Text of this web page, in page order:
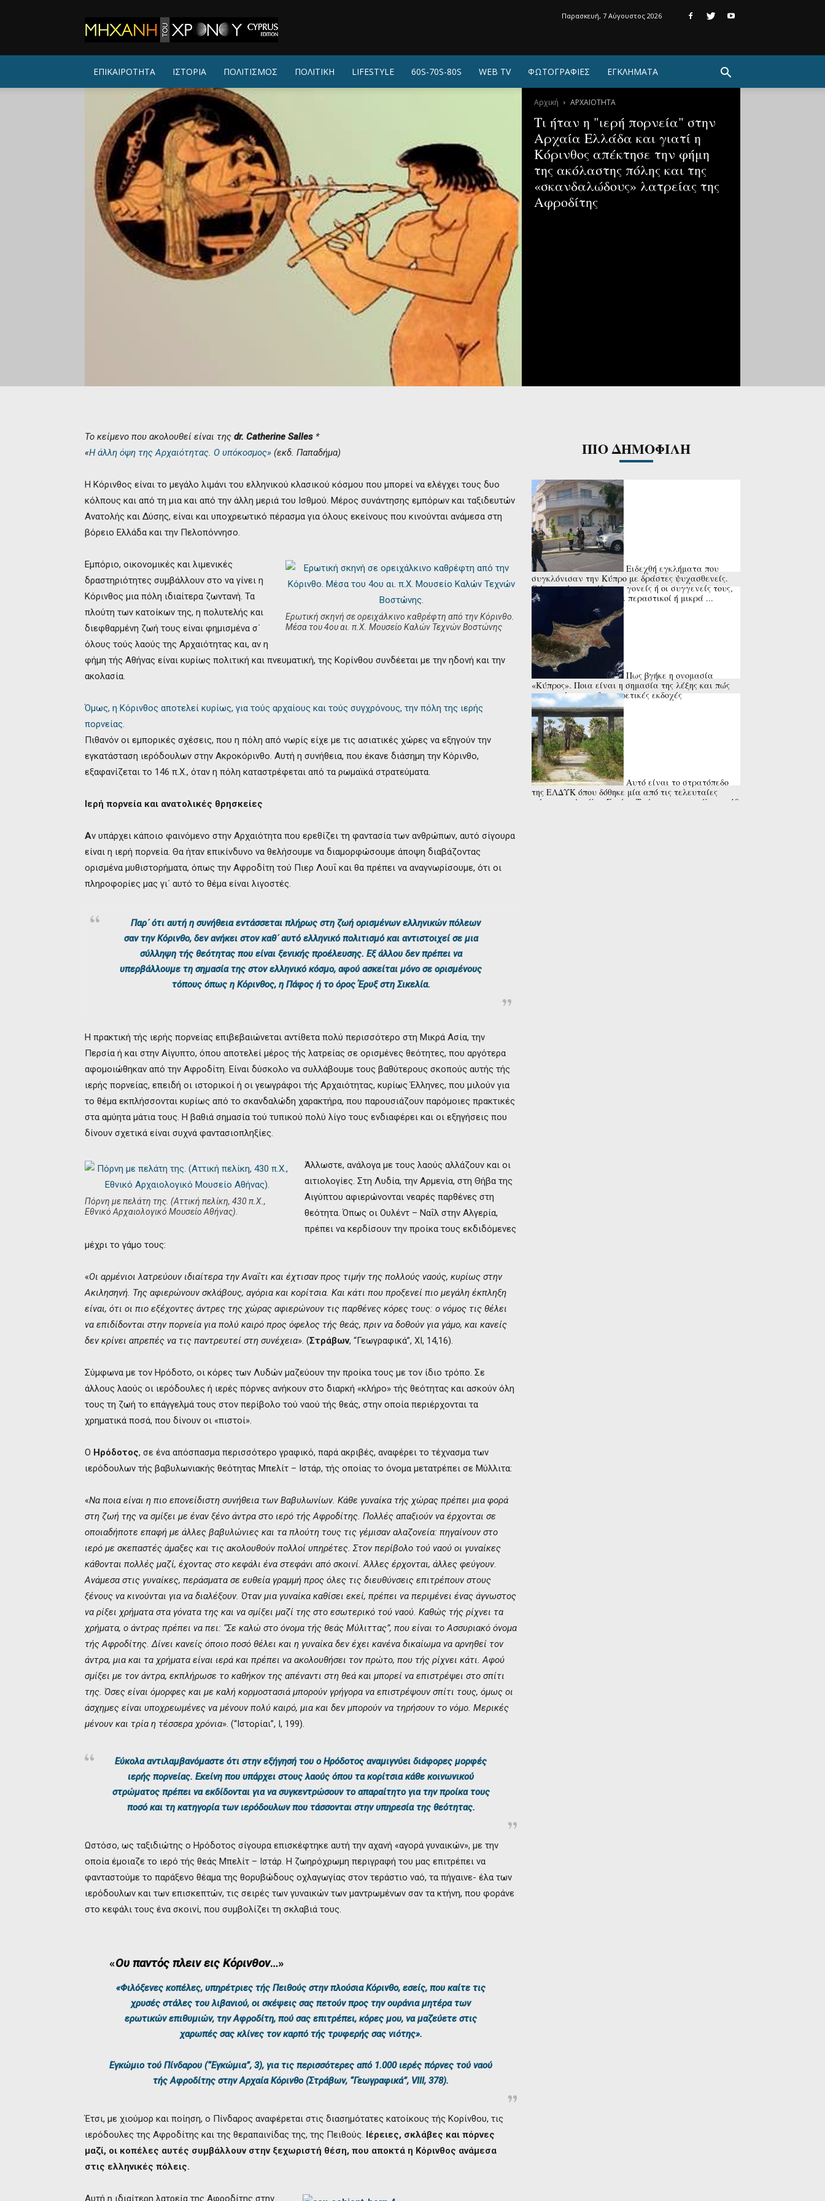
ΤΟΥ
ΧΡΟΝΟΥ
Παρασκευή, 7 Αύγουστος 2026
ΕΠΙΚΑΙΡΟΤΗΤΑ ΙΣΤΟΡΙΑ ΠΟΛΙΤΙΣΜΟΣ ΠΟΛΙΤΙΚΗ LIFESTYLE 60S-70S-80S WEB TV ΦΩΤΟΓΡΑΦΙΕΣ ΕΓΚΛΗΜΑΤΑ
Αρχική ΑΡΧΑΙΟΤΗΤΑ
Τι ήταν η "ιερή πορνεία" στην
Αρχαία Ελλάδα και γιατί η
Κόρινθος απέκτησε την φήμη
της ακόλαστης πόλης και της
«σκανδαλώδους» λατρείας της
Αφροδίτης
Το κείμενο που ακολουθεί είναι της dr. Catherine Salles *
«Η άλλη όψη της Αρχαιότητας. Ο υπόκοσμος» (εκδ. Παπαδήμα)
Η Κόρινθος είναι το μεγάλο λιμάνι του ελληνικού κλασικού κόσμου που μπορεί να ελέγχει τους δυο
κόλπους και από τη μια και από την άλλη μεριά του Ισθμού. Μέρος συνάντησης εμπόρων και ταξιδευτών
Ανατολής και Δύσης, είναι και υποχρεωτικό πέρασμα για όλους εκείνους που κινούνται ανάμεσα στη
βόρειο Ελλάδα και την Πελοπόννησο.
Ερωτική σκηνή σε ορειχάλκινο καθρέφτη από την Κόρινθο.
Μέσα του 4ου αι. π.Χ. Μουσείο Καλών Τεχνών Βοστώνης
Εμπόριο, οικονομικές και λιμενικές
δραστηριότητες συμβάλλουν στο να γίνει η
Κόρινθος μια πόλη ιδιαίτερα ζωντανή. Τα
πλούτη των κατοίκων της, η πολυτελής και
διεφθαρμένη ζωή τους είναι φημισμένα σ΄
όλους τούς λαούς της Αρχαιότητας και, αν η
φήμη τής Αθήνας είναι κυρίως πολιτική και πνευματική, της Κορίνθου συνδέεται με την ηδονή και την
ακολασία.
Όμως, η Κόρινθος αποτελεί κυρίως, για τούς αρχαίους και τούς συγχρόνους, την πόλη της ιερής
πορνείας.
Πιθανόν οι εμπορικές σχέσεις, που η πόλη από νωρίς είχε με τις ασιατικές χώρες να εξηγούν την
εγκατάσταση ιερόδουλων στην Ακροκόρινθο. Αυτή η συνήθεια, που έκανε διάσημη την Κόρινθο,
εξαφανίζεται το 146 π.Χ., όταν η πόλη καταστρέφεται από τα ρωμαϊκά στρατεύματα.
Ιερή πορνεία και ανατολικές θρησκείες
Αν υπάρχει κάποιο φαινόμενο στην Αρχαιότητα που ερεθίζει τη φαντασία των ανθρώπων, αυτό σίγουρα
είναι η ιερή πορνεία. Θα ήταν επικίνδυνο να θελήσουμε να διαμορφώσουμε άποψη διαβάζοντας
ορισμένα μυθιστορήματα, όπως την Αφροδίτη τού Πιερ Λουΐ και θα πρέπει να αναγνωρίσουμε, ότι οι
πληροφορίες μας γι΄ αυτό το θέμα είναι λιγοστές.
Παρ΄ ότι αυτή η συνήθεια εντάσσεται πλήρως στη ζωή ορισμένων ελληνικών πόλεων
σαν την Κόρινθο, δεν ανήκει στον καθ΄ αυτό ελληνικό πολιτισμό και αντιστοιχεί σε μια
σύλληψη τής θεότητας που είναι ξενικής προέλευσης. Εξ άλλου δεν πρέπει να
υπερβάλλουμε τη σημασία της στον ελληνικό κόσμο, αφού ασκείται μόνο σε ορισμένους
τόπους όπως η Κόρινθος, η Πάφος ή το όρος Έρυξ στη Σικελία.
Η πρακτική τής ιερής πορνείας επιβεβαιώνεται αντίθετα πολύ περισσότερο στη Μικρά Ασία, την
Περσία ή και στην Αίγυπτο, όπου αποτελεί μέρος τής λατρείας σε ορισμένες θεότητες, που αργότερα
αφομοιώθηκαν από την Αφροδίτη. Είναι δύσκολο να συλλάβουμε τους βαθύτερους σκοπούς αυτής τής
ιερής πορνείας, επειδή οι ιστορικοί ή οι γεωγράφοι τής Αρχαιότητας, κυρίως Έλληνες, που μιλούν για
το θέμα εκπλήσσονται κυρίως από το σκανδαλώδη χαρακτήρα, που παρουσιάζουν παρόμοιες πρακτικές
στα αμύητα μάτια τους. Η βαθιά σημασία τού τυπικού πολύ λίγο τους ενδιαφέρει και οι εξηγήσεις που
δίνουν σχετικά είναι συχνά φαντασιοπληξίες.
Πόρνη με πελάτη της. (Αττική πελίκη, 430 π.Χ.,
Εθνικό Αρχαιολογικό Μουσείο Αθήνας).
Άλλωστε, ανάλογα με τους λαούς αλλάζουν και οι
αιτιολογίες. Στη Λυδία, την Αρμενία, στη Θήβα της
Αιγύπτου αφιερώνονται νεαρές παρθένες στη
θεότητα. Όπως οι Ουλέντ – Ναΐλ στην Αλγερία,
πρέπει να κερδίσουν την προίκα τους εκδιδόμενες
μέχρι το γάμο τους:
«Οι αρμένιοι λατρεύουν ιδιαίτερα την Αναΐτι και έχτισαν προς τιμήν της πολλούς ναούς, κυρίως στην
Ακιλησηνή. Της αφιερώνουν σκλάβους, αγόρια και κορίτσια. Και κάτι που προξενεί πιο μεγάλη έκπληξη
είναι, ότι οι πιο εξέχοντες άντρες της χώρας αφιερώνουν τις παρθένες κόρες τους: ο νόμος τις θέλει
να επιδίδονται στην πορνεία για πολύ καιρό προς όφελος τής θεάς, πριν να δοθούν για γάμο, και κανείς
δεν κρίνει απρεπές να τις παντρευτεί στη συνέχεια». (Στράβων, “Γεωγραφικά”, ΧΙ, 14,16).
Σύμφωνα με τον Ηρόδοτο, οι κόρες των Λυδών μαζεύουν την προίκα τους με τον ίδιο τρόπο. Σε
άλλους λαούς οι ιερόδουλες ή ιερές πόρνες ανήκουν στο διαρκή «κλήρο» τής θεότητας και ασκούν όλη
τους τη ζωή το επάγγελμά τους στον περίβολο τού ναού τής θεάς, στην οποία περιέρχονται τα
χρηματικά ποσά, που δίνουν οι «πιστοί».
Ο Ηρόδοτος, σε ένα απόσπασμα περισσότερο γραφικό, παρά ακριβές, αναφέρει το τέχνασμα των
ιερόδουλων τής βαβυλωνιακής θεότητας Μπελίτ – Ιστάρ, τής οποίας το όνομα μετατρέπει σε Μύλλιτα:
«Να ποια είναι η πιο επονείδιστη συνήθεια των Βαβυλωνίων. Κάθε γυναίκα τής χώρας πρέπει μια φορά
στη ζωή της να σμίξει με έναν ξένο άντρα στο ιερό τής Αφροδίτης. Πολλές απαξιούν να έρχονται σε
οποιαδήποτε επαφή με άλλες βαβυλώνιες και τα πλούτη τους τις γέμισαν αλαζονεία: πηγαίνουν στο
ιερό με σκεπαστές άμαξες και τις ακολουθούν πολλοί υπηρέτες. Στον περίβολο τού ναού οι γυναίκες
κάθονται πολλές μαζί, έχοντας στο κεφάλι ένα στεφάνι από σκοινί. Άλλες έρχονται, άλλες φεύγουν.
Ανάμεσα στις γυναίκες, περάσματα σε ευθεία γραμμή προς όλες τις διευθύνσεις επιτρέπουν στους
ξένους να κινούνται για να διαλέξουν. Όταν μια γυναίκα καθίσει εκεί, πρέπει να περιμένει ένας άγνωστος
να ρίξει χρήματα στα γόνατα της και να σμίξει μαζί της στο εσωτερικό τού ναού. Καθώς τής ρίχνει τα
χρήματα, ο άντρας πρέπει να πει: “Σε καλώ στο όνομα τής θεάς Μύλιττας”, που είναι το Ασσυριακό όνομα
τής Αφροδίτης. Δίνει κανείς όποιο ποσό θέλει και η γυναίκα δεν έχει κανένα δικαίωμα να αρνηθεί τον
άντρα, μια και τα χρήματα είναι ιερά και πρέπει να ακολουθήσει τον πρώτο, που τής ρίχνει κάτι. Αφού
σμίξει με τον άντρα, εκπλήρωσε το καθήκον της απέναντι στη θεά και μπορεί να επιστρέψει στο σπίτι
της. Όσες είναι όμορφες και με καλή κορμοστασιά μπορούν γρήγορα να επιστρέψουν σπίτι τους, όμως οι
άσχημες είναι υποχρεωμένες να μένουν πολύ καιρό, μια και δεν μπορούν να τηρήσουν το νόμο. Μερικές
μένουν και τρία η τέσσερα χρόνια». (“Ιστορίαι”, Ι, 199).
Εύκολα αντιλαμβανόμαστε ότι στην εξήγησή του ο Ηρόδοτος αναμιγνύει διάφορες μορφές
ιερής πορνείας. Εκείνη που υπάρχει στους λαούς όπου τα κορίτσια κάθε κοινωνικού
στρώματος πρέπει να εκδίδονται για να συγκεντρώσουν το απαραίτητο για την προίκα τους
ποσό και τη κατηγορία των ιερόδουλων που τάσσονται στην υπηρεσία της θεότητας.
Ωστόσο, ως ταξιδιώτης ο Ηρόδοτος σίγουρα επισκέφτηκε αυτή την αχανή «αγορά γυναικών», με την
οποία έμοιαζε το ιερό τής θεάς Μπελίτ – Ιστάρ. Η ζωηρόχρωμη περιγραφή του μας επιτρέπει να
φανταστούμε το παράξενο θέαμα της θορυβώδους οχλαγωγίας στον τεράστιο ναό, τα πήγαινε- έλα των
ιερόδουλων και των επισκεπτών, τις σειρές των γυναικών των μαντρωμένων σαν τα κτήνη, που φοράνε
στο κεφάλι τους ένα σκοινί, που συμβολίζει τη σκλαβιά τους.
«Ου παντός πλειν εις Κόρινθον…»
«Φιλόξενες κοπέλες, υπηρέτριες τής Πειθούς στην πλούσια Κόρινθο, εσείς, που καίτε τις
χρυσές στάλες του λιβανιού, οι σκέψεις σας πετούν προς την ουράνια μητέρα των
ερωτικών επιθυμιών, την Αφροδίτη, πού σας επιτρέπει, κόρες μου, να μαζεύετε στις
χαρωπές σας κλίνες τον καρπό τής τρυφερής σας νιότης».
Εγκώμιο τού Πίνδαρου (“Εγκώμια”, 3), για τις περισσότερες από 1.000 ιερές πόρνες τού ναού
τής Αφροδίτης στην Αρχαία Κόρινθο (Στράβων, “Γεωγραφικά”, VIII, 378).
Έτσι, με χιούμορ και ποίηση, ο Πίνδαρος αναφέρεται στις διασημότατες κατοίκους τής Κορίνθου, τις
ιερόδουλες της Αφροδίτης και της θεραπαινίδας της, της Πειθούς. Ιέρειες, σκλάβες και πόρνες
μαζί, οι κοπέλες αυτές συμβάλλουν στην ξεχωριστή θέση, που αποκτά η Κόρινθος ανάμεσα
στις ελληνικές πόλεις.
Αυτή η ιδιαίτερη λατρεία της Αφροδίτης στην
ΠΙΟ ΔΗΜΟΦΙΛΗ
Ειδεχθή εγκλήματα που
συγκλόνισαν την Κύπρο με δράστες ψυχασθενείς.
Θύματα ήταν οι ίδιοι οι γονείς ή οι συγγενείς τους,
αλλά και ανυποψίαστοι περαστικοί ή μικρά ...
Πως βγήκε η ονομασία
«Κύπρος». Ποια είναι η σημασία της λέξης και πώς
συναντώνται οι διαφορετικές εκδοχές
Αυτό είναι το στρατόπεδο
της ΕΛΔΥΚ όπου δόθηκε μία από τις τελευταίες
μάχες του Αττίλα. Εκεί οι Τούρκοι αποκεφάλισαν 10